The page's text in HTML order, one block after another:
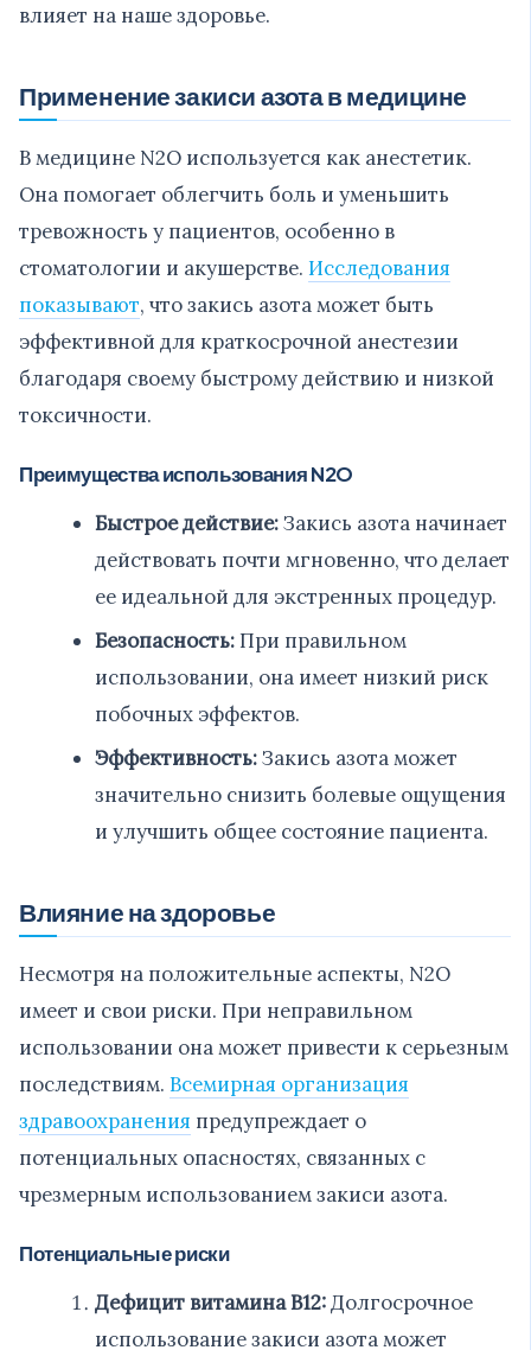
влияет на наше здоровье.
Применение закиси азота в медицине
В медицине N2O используется как анестетик.
Она помогает облегчить боль и уменьшить
тревожность у пациентов, особенно в
стоматологии и акушерстве. Исследования
показывают, что закись азота может быть
эффективной для краткосрочной анестезии
благодаря своему быстрому действию и низкой
токсичности.
Преимущества использования N2O
Быстрое действие:Закись азота начинает
действовать почти мгновенно, что делает
ее идеальной для экстренных процедур.
Безопасность:При правильном
использовании, она имеет низкий риск
побочных эффектов.
Эффективность:Закись азота может
значительно снизить болевые ощущения
и улучшить общее состояние пациента.
Влияние на здоровье
Несмотря на положительные аспекты, N2O
имеет и свои риски. При неправильном
использовании она может привести к серьезным
последствиям. Всемирная организация
здравоохранения предупреждает о
потенциальных опасностях, связанных с
чрезмерным использованием закиси азота.
Потенциальные риски
Дефицит витамина B12:Долгосрочное
использование закиси азота может